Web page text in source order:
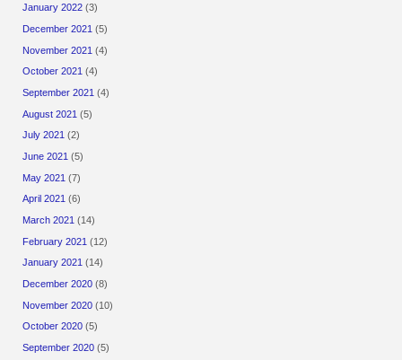
January 2022 (3)
December 2021 (5)
November 2021 (4)
October 2021 (4)
September 2021 (4)
August 2021 (5)
July 2021 (2)
June 2021 (5)
May 2021 (7)
April 2021 (6)
March 2021 (14)
February 2021 (12)
January 2021 (14)
December 2020 (8)
November 2020 (10)
October 2020 (5)
September 2020 (5)